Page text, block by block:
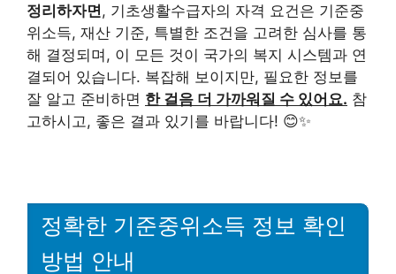
정리하자면, 기초생활수급자의 자격 요건은 기준중
위소득, 재산 기준, 특별한 조건을 고려한 심사를 통
해 결정되며, 이 모든 것이 국가의 복지 시스템과 연
결되어 있습니다. 복잡해 보이지만, 필요한 정보를
잘 알고 준비하면 한 걸음 더 가까워질 수 있어요. 참
고하시고, 좋은 결과 있기를 바랍니다! 😊✨
정확한 기준중위소득 정보 확인
방법 안내